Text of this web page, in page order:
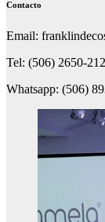
Contacto
Email:
Tel: (506) 2650-
Whatsapp: (506)